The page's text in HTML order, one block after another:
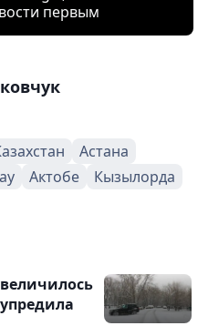
первым
Астана
Актобе
Кызылорда